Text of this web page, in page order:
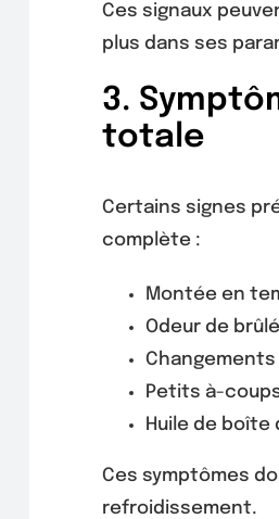
Ces signaux
plus dans ses
3.
totale
Certains signes
complète :
Montée en
Odeur de
Petits à-
Huile de boîte
Ces symptômes
refroidissement.